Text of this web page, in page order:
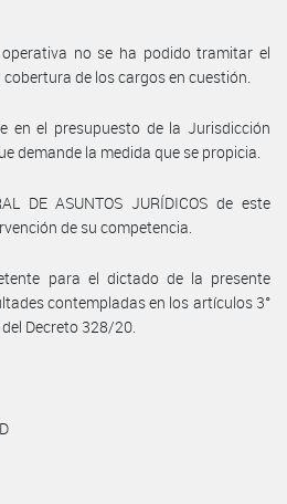
no se ha podido tramitar el
de los cargos en cuestión.
en el presupuesto de la Jurisdicción
demande la medida que se propicia.
DE ASUNTOS JURÍDICOS de este
de su competencia.
para el dictado de la presente
contempladas en los artículos 3°
Decreto 328/20.